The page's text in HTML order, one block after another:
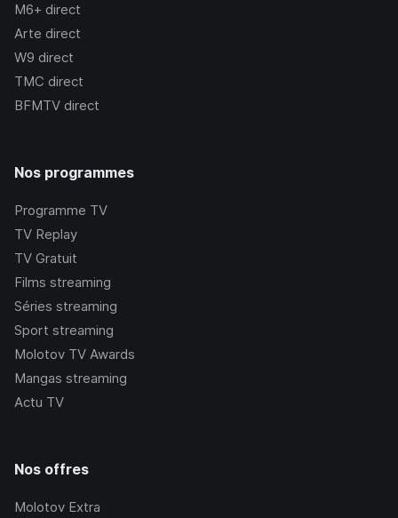
M6+ direct
Arte direct
W9 direct
TMC direct
BFMTV direct
Nos programmes
Programme TV
TV Replay
TV Gratuit
Films streaming
Séries streaming
Sport streaming
Molotov TV Awards
Mangas streaming
Actu TV
Nos offres
Molotov Extra